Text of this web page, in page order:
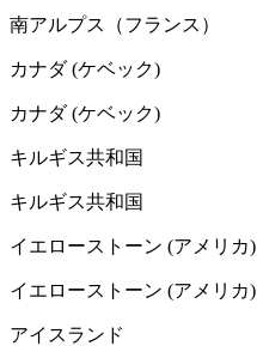
南アルプス（フランス）
カナダ (ケベック)
カナダ (ケベック)
キルギス共和国
キルギス共和国
イエローストーン (アメリカ)
イエローストーン (アメリカ)
アイスランド